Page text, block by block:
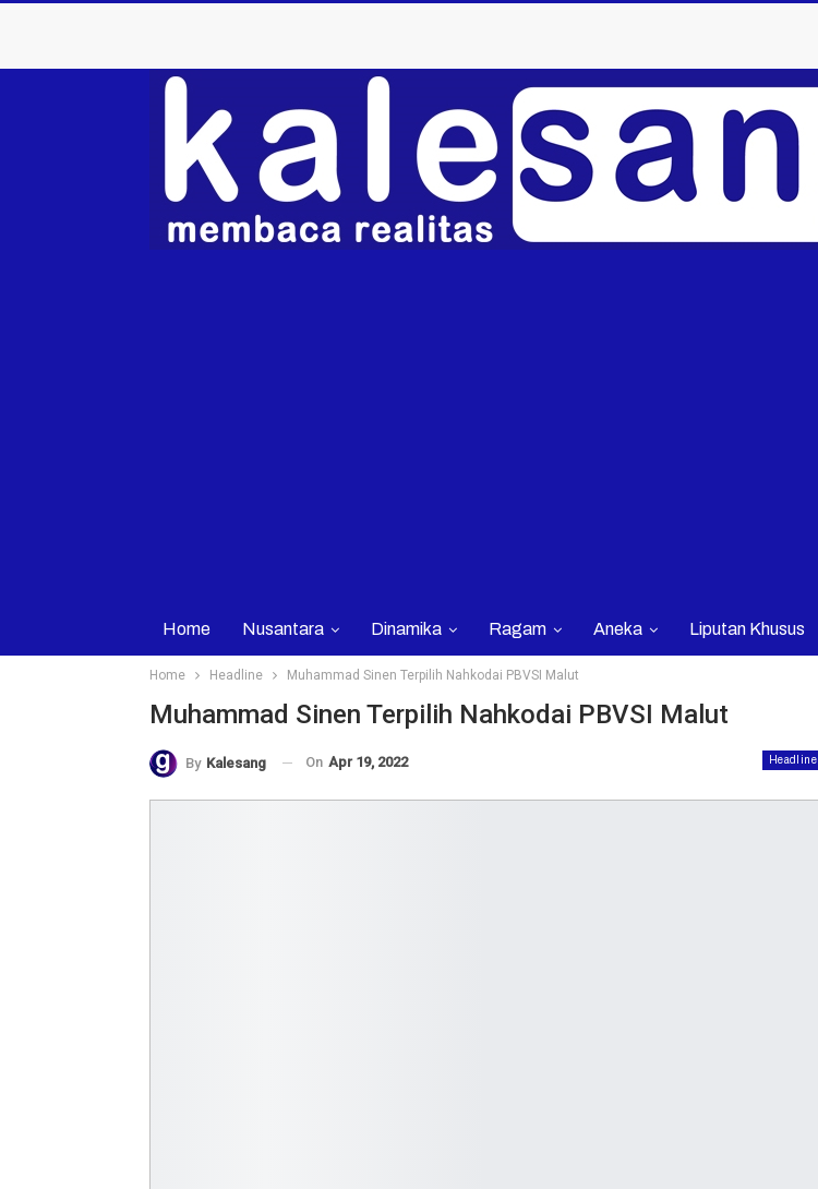
Home Nusantara Dinamika Ragam Aneka Liputan Khusus
Home Headline Muhammad Sinen Terpilih Nahkodai PBVSI Malut
Muhammad Sinen Terpilih Nahkodai PBVSI Malut
Headline
By Kalesang On Apr 19, 2022